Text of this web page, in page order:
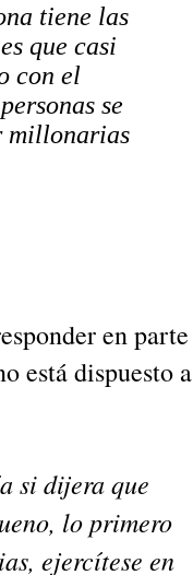
tiene las
que casi
con el
se
millonarias
en parte
está dispuesto a
si dijera que
lo primero
ejercítese en